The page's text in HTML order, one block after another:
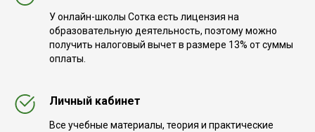
У онлайн-школы Сотка есть лицензия на
образовательную деятельность, поэтому можно
получить налоговый вычет в размере 13% от суммы
оплаты.
Личный кабинет
Все учебные материалы, теория и практические